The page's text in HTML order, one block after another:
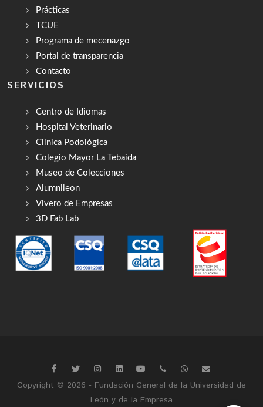
Prácticas
TCUE
Programa de mecenazgo
Portal de transparencia
Contacto
SERVICIOS
Centro de Idiomas
Hospital Veterinario
Clínica Podológica
Colegio Mayor La Tebaida
Museo de Colecciones
Alumnileon
Vivero de Empresas
3D Fab Lab
Copyright © 2026 - Fundación General de la Universidad de
León y de la Empresa